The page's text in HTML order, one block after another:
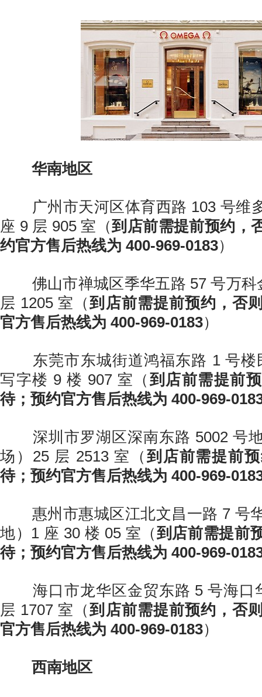
华南地区
广州市天河区体育西路 103 号维
座 9 层 905 室（到店前需提前预约，
约官方售后热线为 400-969-0183）
佛山市禅城区季华五路 57 号万科
层 1205 室（到店前需提前预约，否
官方售后热线为 400-969-0183）
东莞市东城街道鸿福东路 1 号楼
写字楼 9 楼 907 室（ 到店前需提前
待；预约官方售后热线为 400-969-
深圳市罗湖区深南东路 5002 号
场）25 层 2513 室（ 到店前需提前
待；预约官方售后热线为 400-969-
惠州市惠城区江北文昌一路 7 号
地）1 座 30 楼 05 室（到店前需提前
待；预约官方售后热线为 400-969-
海口市龙华区金贸东路 5 号海口
层 1707 室（到店前需提前预约，否
官方售后热线为 400-969-0183）
西南地区